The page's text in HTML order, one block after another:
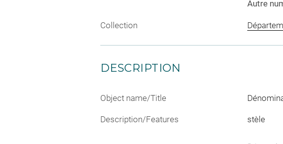
Autre
Collection
DESCRIPTION
Object name/Title
Description/Features stèle